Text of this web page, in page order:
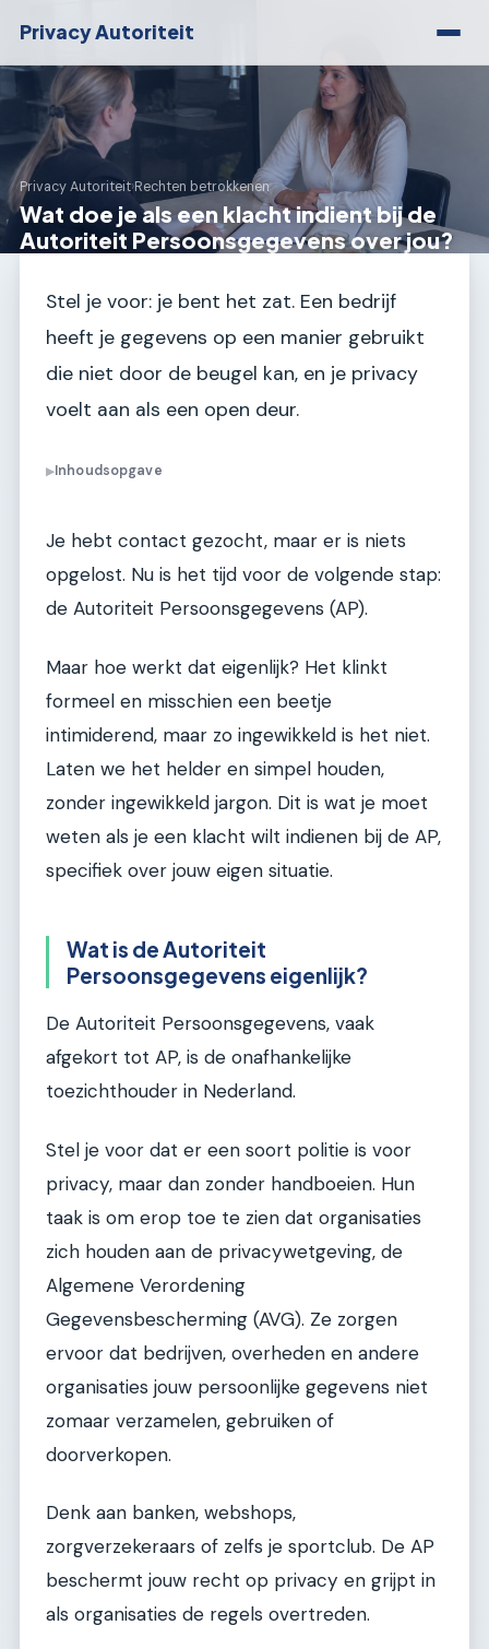
Privacy Autoriteit
Privacy Autoriteit›Rechten betrokkenen
Wat doe je als een klacht indient bij de
Autoriteit Persoonsgegevens over jou?
Stel je voor: je bent het zat. Een bedrijf
heeft je gegevens op een manier gebruikt
die niet door de beugel kan, en je privacy
voelt aan als een open deur.
▶Inhoudsopgave
Je hebt contact gezocht, maar er is niets
opgelost. Nu is het tijd voor de volgende stap:
de Autoriteit Persoonsgegevens (AP).
Maar hoe werkt dat eigenlijk? Het klinkt
formeel en misschien een beetje
intimiderend, maar zo ingewikkeld is het niet.
Laten we het helder en simpel houden,
zonder ingewikkeld jargon. Dit is wat je moet
weten als je een klacht wilt indienen bij de AP,
specifiek over jouw eigen situatie.
Wat is de Autoriteit
Persoonsgegevens eigenlijk?
De Autoriteit Persoonsgegevens, vaak
afgekort tot AP, is de onafhankelijke
toezichthouder in Nederland.
Stel je voor dat er een soort politie is voor
privacy, maar dan zonder handboeien. Hun
taak is om erop toe te zien dat organisaties
zich houden aan de privacywetgeving, de
Algemene Verordening
Gegevensbescherming (AVG). Ze zorgen
ervoor dat bedrijven, overheden en andere
organisaties jouw persoonlijke gegevens niet
zomaar verzamelen, gebruiken of
doorverkopen.
Denk aan banken, webshops,
zorgverzekeraars of zelfs je sportclub. De AP
beschermt jouw recht op privacy en grijpt in
als organisaties de regels overtreden.